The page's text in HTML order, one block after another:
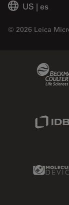
US | es
© 2026 Leica